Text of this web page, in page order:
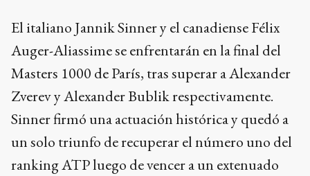
El italiano Jannik Sinner y el canadiense Félix
Auger-Aliassime se enfrentarán en la final del
Masters 1000 de París, tras superar a Alexander
Zverev y Alexander Bublik respectivamente.
Sinner firmó una actuación histórica y quedó a
un solo triunfo de recuperar el número uno del
ranking ATP luego de vencer a un extenuado